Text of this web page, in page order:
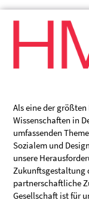
Als eine der
Wissenschaften in
umfassenden
Sozialem und
unsere
Zukunftsgestaltung
partnerschaftliche
Gesellschaft ist für